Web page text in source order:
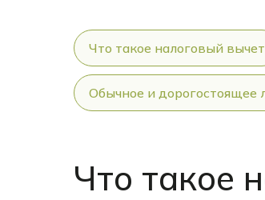
Что такое налоговый вычет
Обычное и дорогостоящее
Что такое